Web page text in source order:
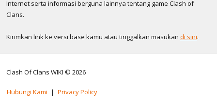
Internet serta informasi berguna lainnya tentang game Clash of
Clans.
Kirimkan link ke versi base kamu atau tinggalkan masukan di sini.
Clash Of Clans WIKI © 2026
Hubungi Kami | Privacy Policy